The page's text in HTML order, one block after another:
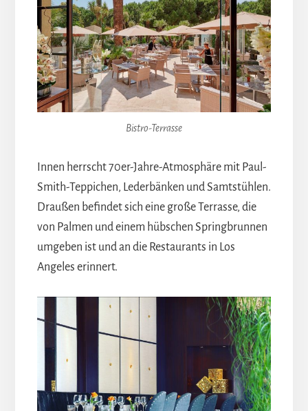
Bistro-Terrasse
Innen herrscht 70er-Jahre-Atmosphäre mit Paul-
Smith-Teppichen, Lederbänken und Samtstühlen.
Draußen befindet sich eine große Terrasse, die
von Palmen und einem hübschen Springbrunnen
umgeben ist und an die Restaurants in Los
Angeles erinnert.